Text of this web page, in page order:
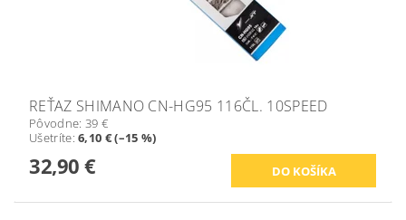
REŤAZ SHIMANO CN-HG95 116ČL. 10SPEED
Pôvodne: 39 €
Ušetríte:6,10 € (–15 %)
32,90 €